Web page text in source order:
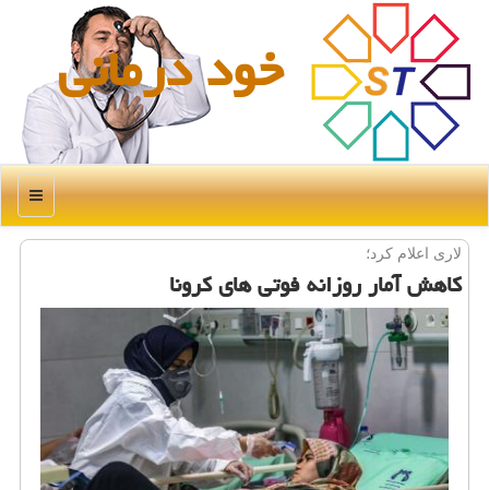
خود درمانی
منو
لاری اعلام كرد؛
كاهش آمار روزانه فوتی های كرونا